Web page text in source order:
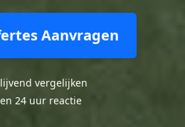
Aanvragen
vergelijken
24 uur reactie